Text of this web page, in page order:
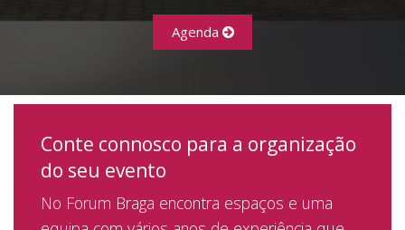
Agenda
Conte connosco para a organização
do seu evento
No Forum Braga encontra espaços e uma